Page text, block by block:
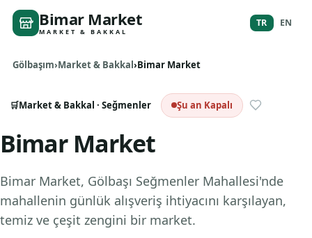
Bimar Market
MARKET & BAKKAL
TR EN
Gölbaşım Market & Bakkal Bimar Market
🛒Market & Bakkal · Seğmenler Şu an Kapalı
Bimar Market
Bimar Market, Gölbaşı Seğmenler Mahallesi'nde
mahallenin günlük alışveriş ihtiyacını karşılayan,
temiz ve çeşit zengini bir market.